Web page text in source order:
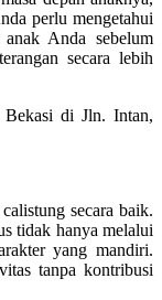
perlu mengetahui
Anda sebelum
secara lebih
secara baik.
tidak hanya melalui
yang mandiri.
tanpa kontribusi